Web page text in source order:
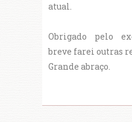
atual.
Obrigado pelo
breve farei outras
Grande abraço.